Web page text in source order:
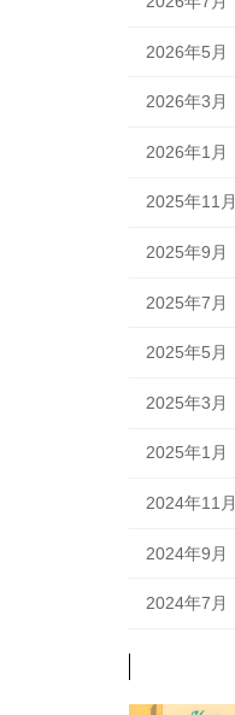
2026年5月
2026年3月
2026年1月
2025年11月
2025年9月
2025年7月
2025年5月
2025年3月
2025年1月
2024年11月
2024年9月
2024年7月